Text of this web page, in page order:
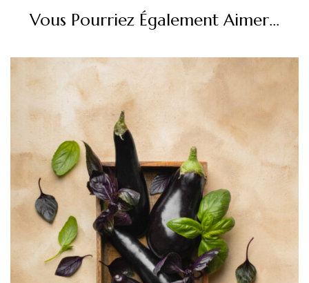
Vous Pourriez Également Aimer...